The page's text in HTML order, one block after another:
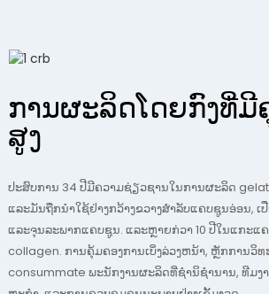
ການຜະລິດໂດຍກົງທີ່ມີ
ສູງ
ປະສົບການ 34 ປີມີຄວາມຊ່ຽວຊານໃນການຜະລິດ
ແລະມັນຖືກນໍາໃຊ້ຢ່າງກວ້າງຂວາງສໍາລັບແຄບຊູນອ່ອນ, ເ
ແລະຈຸນລະພາກແຄບຊູນ. ແລະຫຼາຍກ່ວາ 10 ປີໃນແກະແ
collagen. ການ​ຄຸ້ມ​ຄອງ​ການ​ເບິ່ງ​ລ່ວງ​ຫນ້າ​, ຫຼັກ​ການ​ວິ​
consummate ພະ​ນັກ​ງານ​ຜະ​ລິດ​ທີ່​ຊໍາ​ນິ​ຊໍາ​ນານ​, ທີມ​